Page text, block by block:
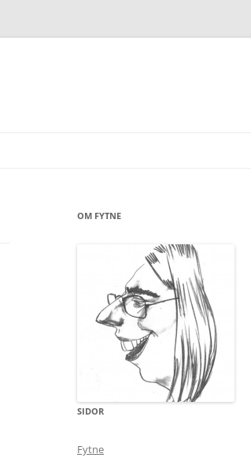
OM FYTNE
SIDOR
Fytne